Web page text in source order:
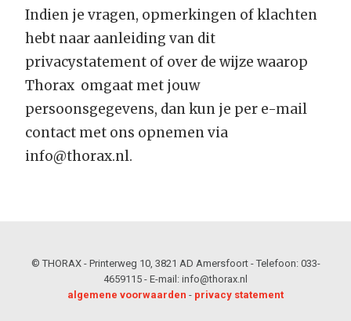
Indien je vragen, opmerkingen of klachten
hebt naar aanleiding van dit
privacystatement of over de wijze waarop
Thorax omgaat met jouw
persoonsgegevens, dan kun je per e-mail
contact met ons opnemen via
info@thorax.nl.
© THORAX - Printerweg 10, 3821 AD Amersfoort - Telefoon: 033-
4659115 - E-mail: info@thorax.nl
algemene voorwaarden - privacy statement